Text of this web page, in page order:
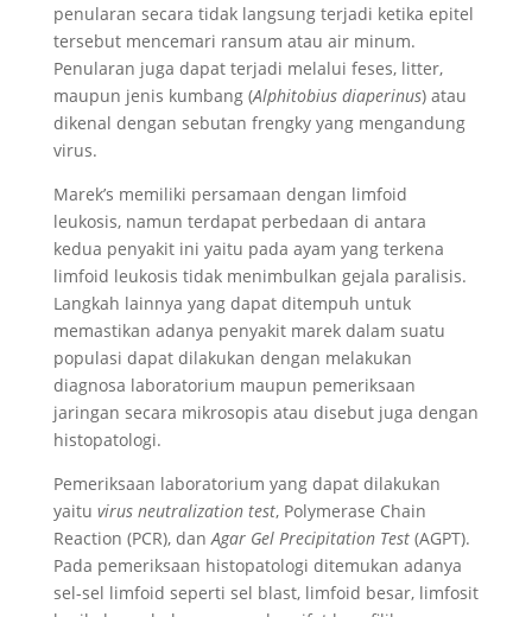
penularan secara tidak langsung terjadi ketika epitel
tersebut mencemari ransum atau air minum.
Penularan juga dapat terjadi melalui feses, litter,
maupun jenis kumbang (Alphitobius diaperinus) atau
dikenal dengan sebutan frengky yang mengandung
virus.
Marek’s memiliki persamaan dengan limfoid
leukosis, namun terdapat perbedaan di antara
kedua penyakit ini yaitu pada ayam yang terkena
limfoid leukosis tidak menimbulkan gejala paralisis.
Langkah lainnya yang dapat ditempuh untuk
memastikan adanya penyakit marek dalam suatu
populasi dapat dilakukan dengan melakukan
diagnosa laboratorium maupun pemeriksaan
jaringan secara mikrosopis atau disebut juga dengan
histopatologi.
Pemeriksaan laboratorium yang dapat dilakukan
yaitu virus neutralization test, Polymerase Chain
Reaction (PCR), dan Agar Gel Precipitation Test (AGPT).
Pada pemeriksaan histopatologi ditemukan adanya
sel-sel limfoid seperti sel blast, limfoid besar, limfosit